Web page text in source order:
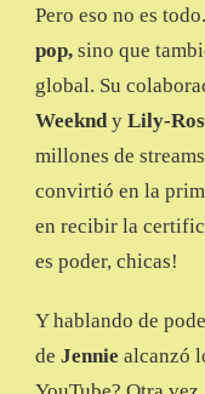
Pero eso no es todo.
pop, sino que
global. Su
Weeknd y Lily-
millones de
convirtió en la
en recibir la
es poder, chicas!
Y hablando de
de Jennie alcanzó